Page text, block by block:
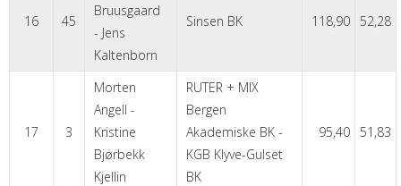
16 45
Bruusgaard
- Jens
Kaltenborn
Sinsen BK 118,90 52,28
17 3
Morten
Angell -
Kristine
Bjørbekk
Kjellin
RUTER + MIX
Bergen
Akademiske BK -
KGB Klyve-Gulset
BK
95,40 51,83